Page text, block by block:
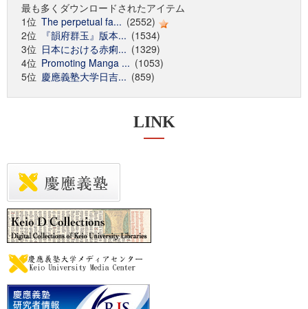
最も多くダウンロードされたアイテム
1位 The perpetual fa... (2552)
2位
『韻府群玉』版本... (1534)
3位 日本における赤痢... (1329)
4位 Promoting Manga ... (1053)
5位 慶應義塾大学日吉... (859)
LINK